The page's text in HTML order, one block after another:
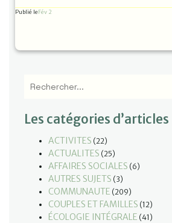
Publié leFév 2
Les catégories d’articles
ACTIVITES (22)
ACTUALITES (25)
AFFAIRES SOCIALES (6)
AUTRES SUJETS (3)
COMMUNAUTE (209)
COUPLES ET FAMILLES (12)
ÉCOLOGIE INTÉGRALE (41)